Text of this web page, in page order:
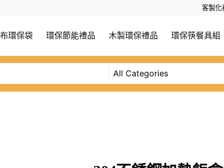
客製化
環保袋 環保節能禮品 木製環保禮品 環保筷餐具組